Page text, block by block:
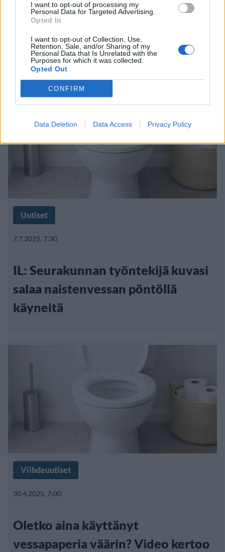
I want to opt-out of processing my
Personal Data for Targeted Advertising.
Opted In
I want to opt-out of Collection, Use,
Retention, Sale, and/or Sharing of my
Personal Data that Is Unrelated with the
Purposes for which it was collected.
Opted Out
CONFIRM
Data Deletion Data Access Privacy Policy
Läpimurto suolistoterveyden
hoidossa: Uutuus seuraa
lahjoitettua ulostetta
Uutiset
7.7.2025, 7:30
IL: Seurakunnan työntekijä kuvasi
salaa naistenvessan pöntöllä
käyneitä
Viihdeuutiset
30.4.2025, 7:00
Oletko aina käyttänyt
vessapaperia väärin? Video kertoo